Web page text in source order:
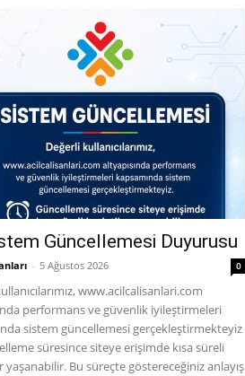
Güncellemesi Duyurusu
- 5 Ağustos 2026 0
www.acilcalisanlari.com
performans ve güvenlik iyileştirmeleri
sistem güncellemesi gerçekleştirmekteyiz
süresince siteye erişimde kısa süreli
yaşanabilir. Bu süreçte göstereceğiniz anlayış